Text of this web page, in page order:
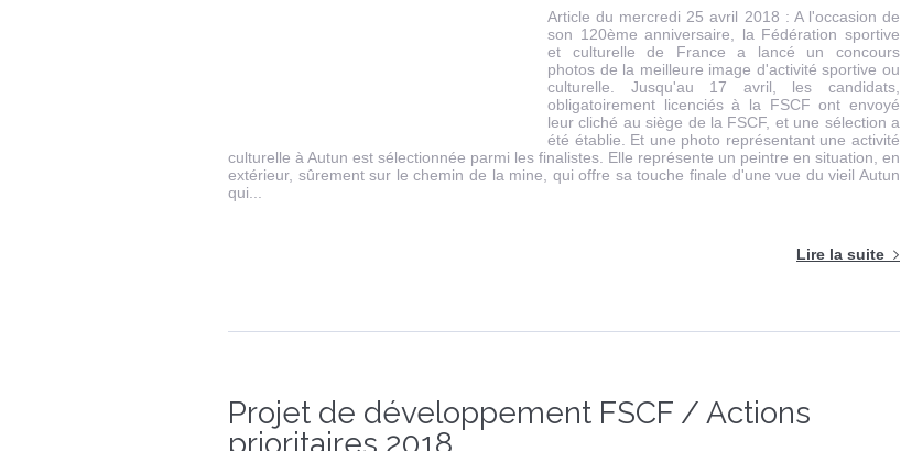
Article du mercredi 25 avril 2018 : A l'occasion de
son 120ème anniversaire, la Fédération sportive
et culturelle de France a lancé un concours
photos de la meilleure image d'activité sportive ou
culturelle. Jusqu'au 17 avril, les candidats,
obligatoirement licenciés à la FSCF ont envoyé
leur cliché au siège de la FSCF, et une sélection a
été établie. Et une photo représentant une activité
culturelle à Autun est sélectionnée parmi les finalistes. Elle représente un peintre en situation, en
extérieur, sûrement sur le chemin de la mine, qui offre sa touche finale d'une vue du vieil Autun
qui...
Lire la suite
Projet de développement FSCF / Actions